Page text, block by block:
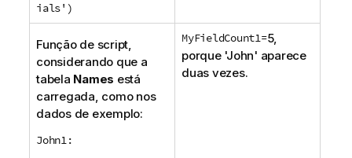
ials')
Função de script,
considerando que a
tabela Names está
carregada, como nos
dados de exemplo:
John1:
MyFieldCount1=5,
porque 'John' aparece
duas vezes.